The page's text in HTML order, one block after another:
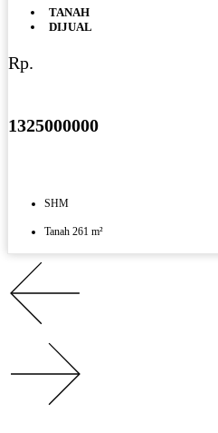
TANAH
DIJUAL
Rp.
1325000000
SHM
Tanah 261 m²